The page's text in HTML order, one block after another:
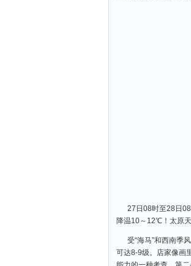
27日08时至28日
降温10～12℃！太原
受“海马”和西南季
可达8-9级。店家像画